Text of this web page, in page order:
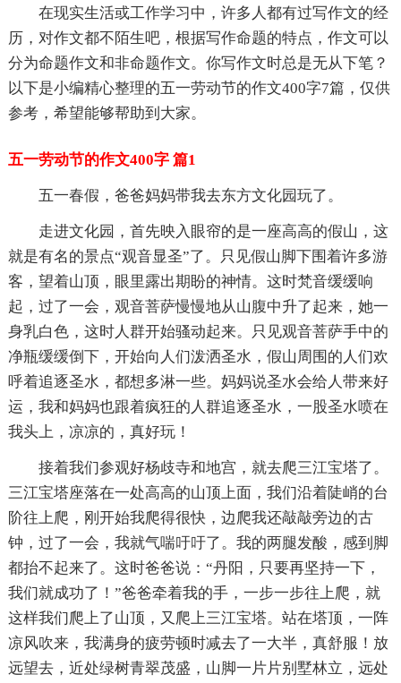
在现实生活或工作学习中，许多人都有过写作文的经
历，对作文都不陌生吧，根据写作命题的特点，作文可以
分为命题作文和非命题作文。你写作文时总是无从下笔？
以下是小编精心整理的五一劳动节的作文400字7篇，仅供
参考，希望能够帮助到大家。
五一劳动节的作文400字 篇1
五一春假，爸爸妈妈带我去东方文化园玩了。
走进文化园，首先映入眼帘的是一座高高的假山，这
就是有名的景点“观音显圣”了。只见假山脚下围着许多游
客，望着山顶，眼里露出期盼的神情。这时梵音缓缓响
起，过了一会，观音菩萨慢慢地从山腹中升了起来，她一
身乳白色，这时人群开始骚动起来。只见观音菩萨手中的
净瓶缓缓倒下，开始向人们泼洒圣水，假山周围的人们欢
呼着追逐圣水，都想多淋一些。妈妈说圣水会给人带来好
运，我和妈妈也跟着疯狂的人群追逐圣水，一股圣水喷在
我头上，凉凉的，真好玩！
接着我们参观好杨歧寺和地宫，就去爬三江宝塔了。
三江宝塔座落在一处高高的山顶上面，我们沿着陡峭的台
阶往上爬，刚开始我爬得很快，边爬我还敲敲旁边的古
钟，过了一会，我就气喘吁吁了。我的两腿发酸，感到脚
都抬不起来了。这时爸爸说：“丹阳，只要再坚持一下，
我们就成功了！”爸爸牵着我的手，一步一步往上爬，就
这样我们爬上了山顶，又爬上三江宝塔。站在塔顶，一阵
凉风吹来，我满身的疲劳顿时减去了一大半，真舒服！放
远望去，近处绿树青翠茂盛，山脚一片片别墅林立，远处